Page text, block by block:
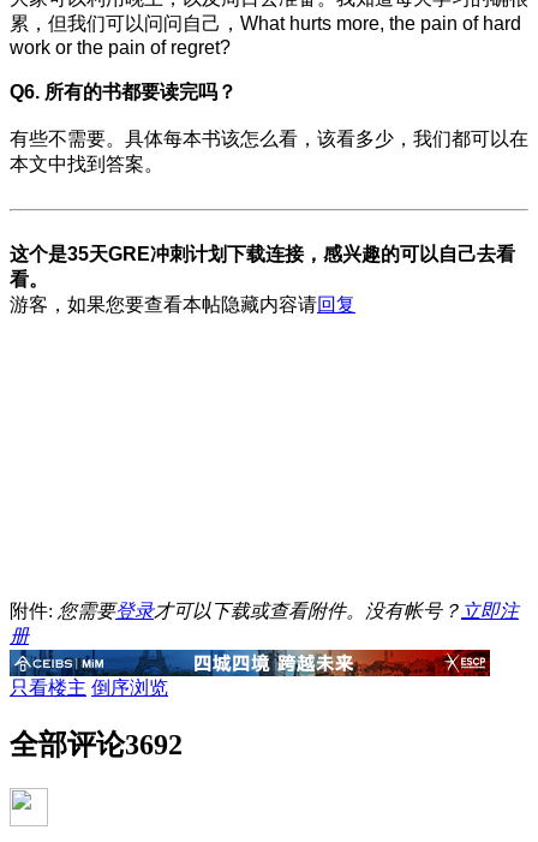
累，但我们可以问问自己，What hurts more, the pain of hard
work or the pain of regret?
Q6. 所有的书都要读完吗？
有些不需要。具体每本书该怎么看，该看多少，我们都可以在
本文中找到答案。
这个是35天GRE冲刺计划下载连接，感兴趣的可以自己去看
看。
游客，如果您要查看本帖隐藏内容请回复
附件: 您需要登录才可以下载或查看附件。没有帐号？ 立即注
册
只看楼主 倒序浏览
全部评论3692